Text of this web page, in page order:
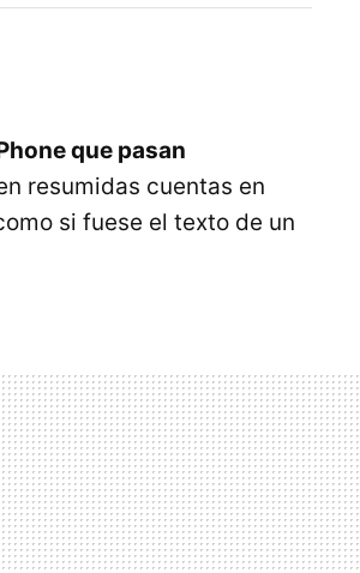
que pasan
resumidas cuentas en
si fuese el texto de un